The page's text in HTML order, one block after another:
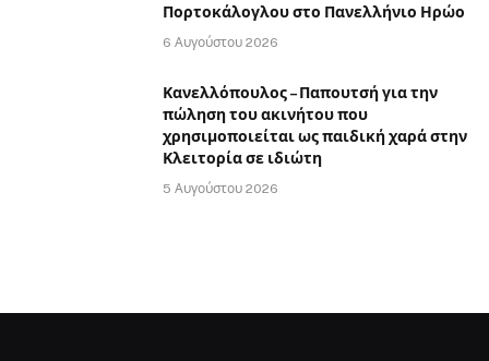
Πορτοκάλογλου στο Πανελλήνιο Ηρώο
6 Αυγούστου 2026
Κανελλόπουλος – Παπουτσή για την
πώληση του ακινήτου που
χρησιμοποιείται ως παιδική χαρά στην
Κλειτορία σε ιδιώτη
5 Αυγούστου 2026